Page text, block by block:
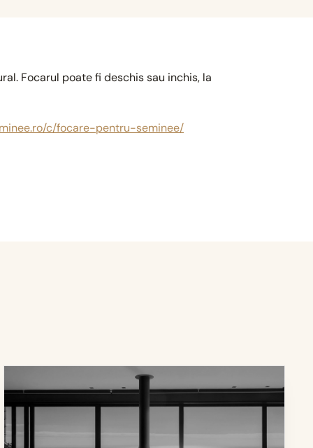
Focarul poate fi deschis sau inchis, la
c/focare-pentru-seminee/